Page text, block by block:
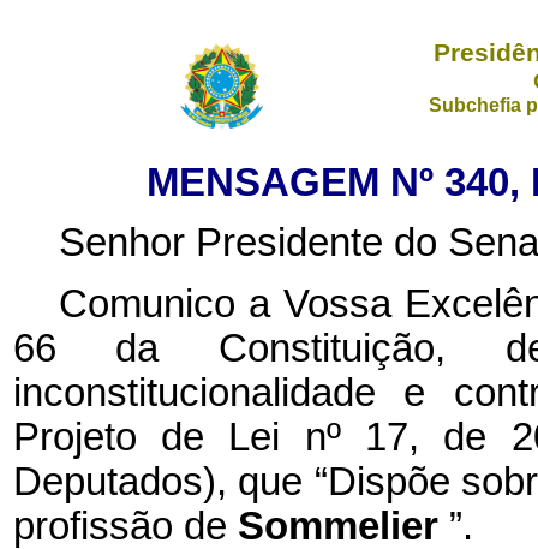
Subchefia
MENSAGEM Nº
Senhor Presidente do
Comunico a Vossa
66 da Constituição,
inconstitucionalidade e
Projeto de Lei nº 17, de
Deputados), que “Dispõe
profissão de Sommelier ”.